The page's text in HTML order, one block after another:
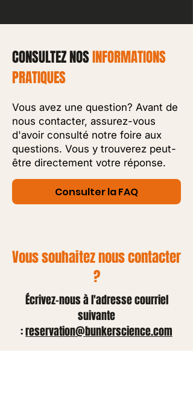
CONSULTEZ NOSINFORMATIONS
PRATIQUES
Vous avez une question? Avant de
nous contacter, assurez-vous
d'avoir consulté notre foire aux
questions. Vous y trouverez peut-
être directement votre réponse.
Consulter la FAQ
Vous souhaitez nous contacter
?
Écrivez-nous à l'adresse courriel
suivante
:reservation@bunkerscience.com